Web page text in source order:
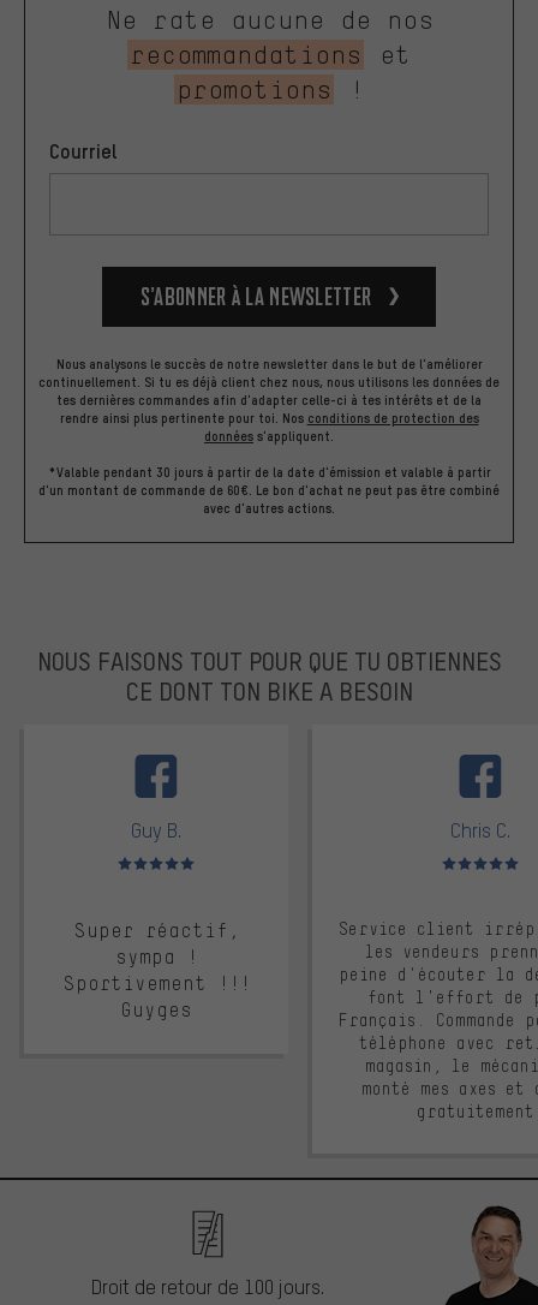
Ne rate aucune de nos
recommandations
et
promotions
!
Courriel
S’abonner à la newsletter
Nous analysons le succès de notre newsletter dans le but de l'améliorer
continuellement. Si tu es déjà client chez nous, nous utilisons les données de
tes dernières commandes afin d'adapter celle-ci à tes intérêts et de la
rendre ainsi plus pertinente pour toi. Nos conditions de protection des
données s'appliquent.
*Valable pendant 30 jours à partir de la date d'émission et valable à partir
d'un montant de commande de 60€. Le bon d'achat ne peut pas être combiné
avec d'autres actions.
NOUS FAISONS TOUT POUR QUE TU OBTIENNES
CE DONT TON BIKE A BESOIN
Guy B.
Note moyenne : 5 sur 5
Super réactif,
sympa !
Sportivement !!!
Guyges
Chris C.
Note moyenne :
Service client
les vendeurs
peine d'écouter la
font l'effort de
Français. Commande
téléphone avec
magasin, le
monté mes axes et
Droit de retour de 100 jours.